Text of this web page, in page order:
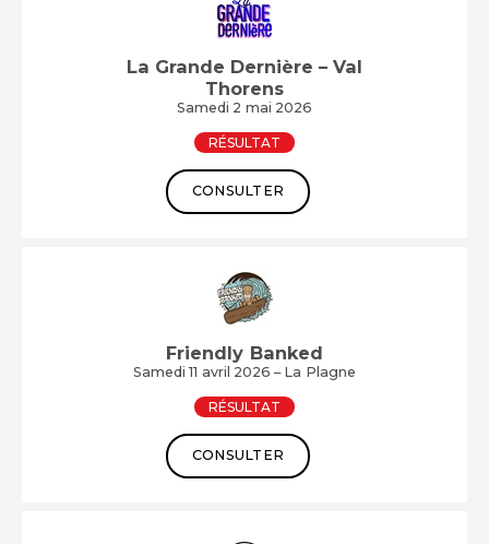
La Grande Dernière – Val
Thorens
Samedi 2 mai 2026
RÉSULTAT
CONSULTER
Friendly Banked
Samedi 11 avril 2026 – La Plagne
RÉSULTAT
CONSULTER